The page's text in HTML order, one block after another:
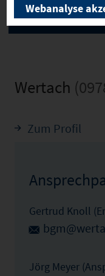
Wertach
Zum Profil
Gertrud Knoll
Jörg Meyer
Webanalyse